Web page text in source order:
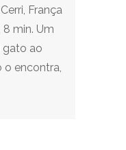
França
8 min. Um
gato ao
o encontra,